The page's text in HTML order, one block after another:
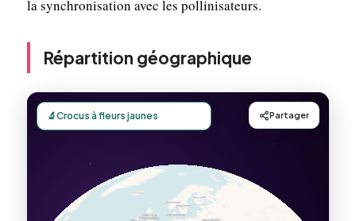
la synchronisation avec les pollinisateurs.
Répartition géographique